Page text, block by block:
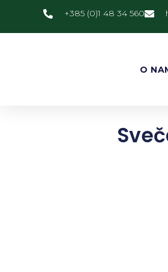
+385 (0)1 48 34 560
O